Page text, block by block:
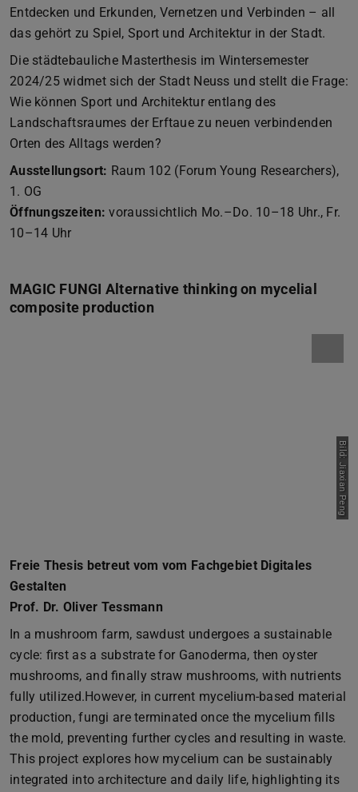
Entdecken und Erkunden, Vernetzen und Verbinden – all
das gehört zu Spiel, Sport und Architektur in der Stadt.
Die städtebauliche Masterthesis im Wintersemester
2024/25 widmet sich der Stadt Neuss und stellt die Frage:
Wie können Sport und Architektur entlang des
Landschaftsraumes der Erftaue zu neuen verbindenden
Orten des Alltags werden?
Ausstellungsort: Raum 102 (Forum Young Researchers),
1. OG
Öffnungszeiten: voraussichtlich Mo.–Do. 10–18 Uhr., Fr.
10–14 Uhr
MAGIC FUNGI Alternative thinking on mycelial
composite production
Bild: Jiaxian Peng
Freie Thesis betreut vom vom Fachgebiet Digitales
Gestalten
Prof. Dr. Oliver Tessmann
In a mushroom farm, sawdust undergoes a sustainable
cycle: first as a substrate for Ganoderma, then oyster
mushrooms, and finally straw mushrooms, with nutrients
fully utilized.However, in current mycelium-based material
production, fungi are terminated once the mycelium fills
the mold, preventing further cycles and resulting in waste.
This project explores how mycelium can be sustainably
integrated into architecture and daily life, highlighting its